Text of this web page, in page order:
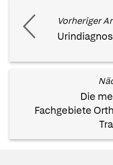
Vorheriger
Die
Fachgebiete